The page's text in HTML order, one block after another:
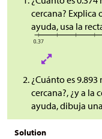
cercana? Explica
ayuda, usa la
¿Cuánto es
cercana?, ¿y a la
ayuda, dibuja
Solution